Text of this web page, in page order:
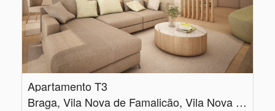
Apartamento T3
Braga, Vila Nova de Famalicão, Vila Nova de Famalicão e Calendário